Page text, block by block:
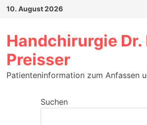
Zum10. August 2026
Handchirurgie Dr.
Preisser
Patienteninformation zum Anfassen
Suchen